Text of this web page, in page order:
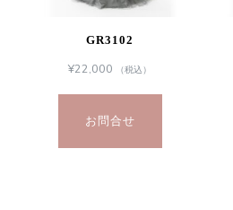
GR3102
¥22,000 （税込）
お問合せ